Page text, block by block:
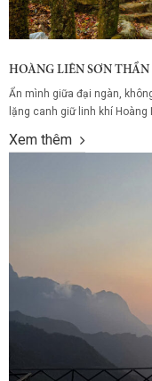
HOÀNG LIÊN SƠN THẦN
Ẩn mình giữa đại ngàn,
lặng canh giữ linh khí
thờ Ngài Hoàng Liên Sơn
Xem thêm